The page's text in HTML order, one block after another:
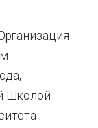
Школой